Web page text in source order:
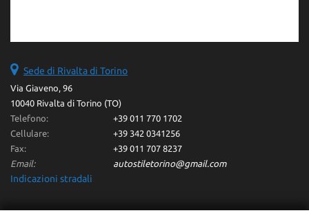
Sede di Rivalta di Torino
Via Giaveno, 96
10040 Rivalta di Torino (TO)
Telefono:
+39 011 770 1702
Cellulare:
+39 342 0341256
Fax:
+39 011 707 8237
Email:
autostiletorino@gmail.com
Indicazioni stradali